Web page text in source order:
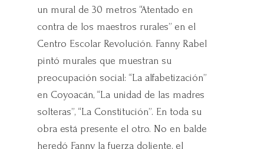
un mural de 30 metros “Atentado en
contra de los maestros rurales” en el
Centro Escolar Revolución. Fanny Rabel
pintó murales que muestran su
preocupación social: “La alfabetización”
en Coyoacán, “La unidad de las madres
solteras”, “La Constitución”. En toda su
obra está presente el otro. No en balde
heredó Fanny la fuerza doliente, el